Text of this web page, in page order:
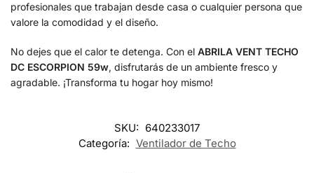
profesionales que trabajan desde casa o cualquier persona que
valore la comodidad y el diseño.
No dejes que el calor te detenga. Con el ABRILA VENT TECHO
DC ESCORPION 59w, disfrutarás de un ambiente fresco y
agradable. ¡Transforma tu hogar hoy mismo!
SKU: 640233017
Categoría: Ventilador de Techo